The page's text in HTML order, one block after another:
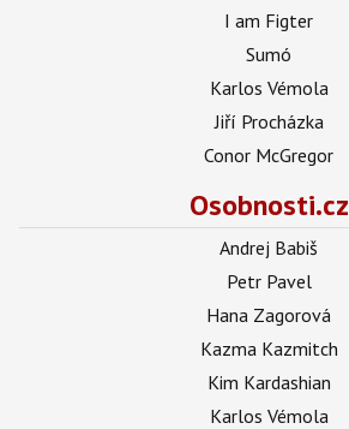
I am Figter
Sumó
Karlos Vémola
Jiří Procházka
Conor McGregor
Osobnosti.cz
Andrej Babiš
Petr Pavel
Hana Zagorová
Kazma Kazmitch
Kim Kardashian
Karlos Vémola